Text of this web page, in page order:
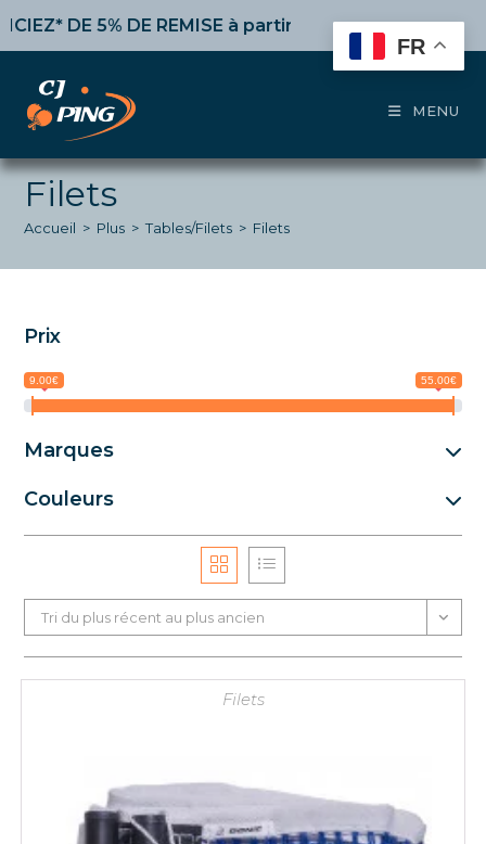
DE 5% DE REMISEà partir de 50€ d’achat,10%dès
MENU
Filets
Accueil > Plus > Tables/Filets > Filets
Prix
9.00€ 55.00€
Marques
Couleurs
Tri du plus récent au plus ancien
Filets
FR